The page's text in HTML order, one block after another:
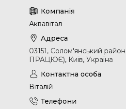
Аквавітал
03151, Солом'янський
ПРАЦЮЄ), Київ, Україна
Віталій